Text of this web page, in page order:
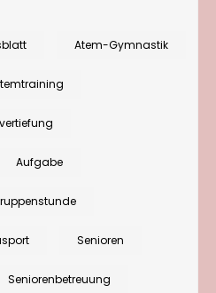
mit
Atem-Gymnastik
Aufgabe
Senioren
Seniorenbetreuung